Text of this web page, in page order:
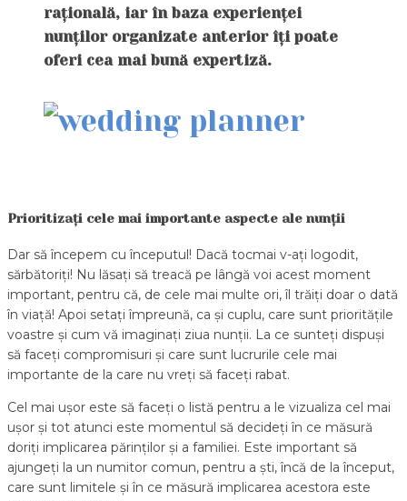
rațională, iar în baza experienței
nunților organizate anterior îți poate
oferi cea mai bună expertiză.
Prioritizați cele mai importante aspecte ale nunții
Dar să începem cu începutul! Dacă tocmai v-ați logodit,
sărbătoriți! Nu lăsați să treacă pe lângă voi acest moment
important, pentru că, de cele mai multe ori, îl trăiți doar o dată
în viață! Apoi setați împreună, ca și cuplu, care sunt prioritățile
voastre și cum vă imaginați ziua nunții. La ce sunteți dispuși
să faceți compromisuri și care sunt lucrurile cele mai
importante de la care nu vreți să faceți rabat.
Cel mai ușor este să faceți o listă pentru a le vizualiza cel mai
ușor și tot atunci este momentul să decideți în ce măsură
doriți implicarea părinților și a familiei. Este important să
ajungeți la un numitor comun, pentru a ști, încă de la început,
care sunt limitele și în ce măsură implicarea acestora este